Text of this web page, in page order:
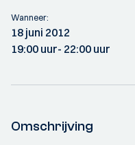
Wanneer:
18 juni 2012
19:00 uur- 22:00 uur
Omschrijving